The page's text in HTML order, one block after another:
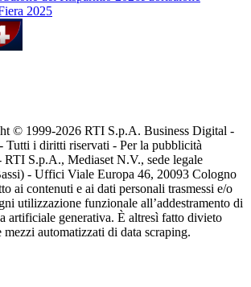
2025
© 1999-2026 RTI S.p.A. Business Digital -
Tutti i diritti riservati - Per la pubblicità
S.p.A., Mediaset N.V., sede legale
- Uffici Viale Europa 46, 20093 Cologno
ai contenuti e ai dati personali trasmessi e/o
utilizzazione funzionale all’addestramento di
artificiale generativa. È altresì fatto divieto
mezzi automatizzati di data scraping.